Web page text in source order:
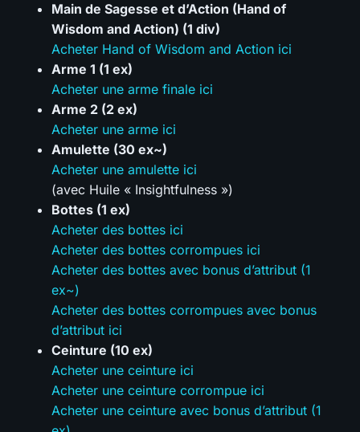
Main de Sagesse et d’Action (Hand of
Wisdom and Action) (1 div)
Acheter Hand of Wisdom and Action ici
Arme 1 (1 ex)
Acheter une arme finale ici
Arme 2 (2 ex)
Acheter une arme ici
Amulette (30 ex~)
Acheter une amulette ici
(avec Huile « Insightfulness »)
Bottes (1 ex)
Acheter des bottes ici
Acheter des bottes corrompues ici
Acheter des bottes avec bonus d’attribut (1
ex~)
Acheter des bottes corrompues avec bonus
d’attribut ici
Ceinture (10 ex)
Acheter une ceinture ici
Acheter une ceinture corrompue ici
Acheter une ceinture avec bonus d’attribut (1